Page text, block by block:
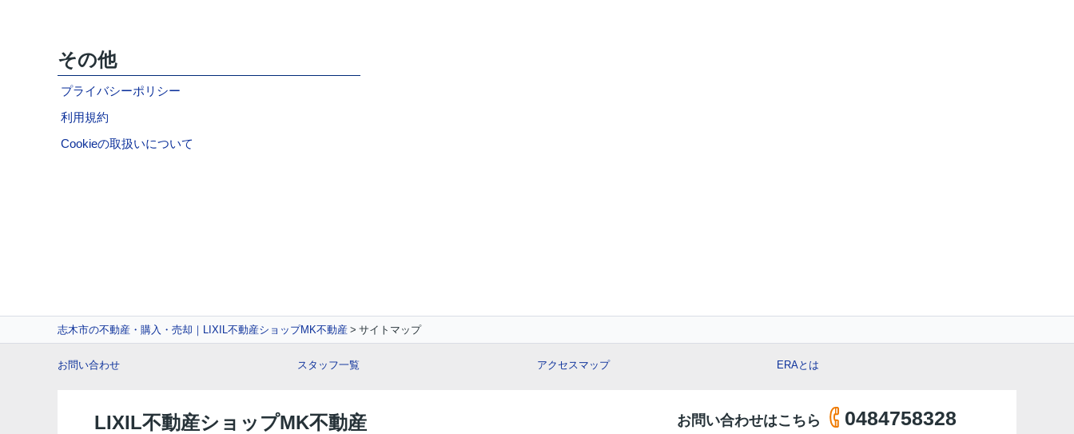
その他
プライバシーポリシー
利用規約
Cookieの取扱いについて
志木市の不動産・購入・売却｜LIXIL不動産ショップMK不動産 サイトマップ
お問い合わせ スタッフ一覧 アクセスマップ ERAとは
LIXIL不動産ショップMK不動産 お問い合わせはこちら 0484758328